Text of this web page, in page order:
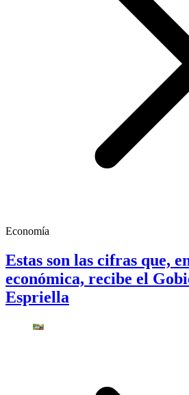
Economía
Estas son las cifras que,
económica, recibe el
Espriella